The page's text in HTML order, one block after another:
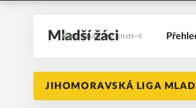
Mladší žáci
JIHOMORAVSKÁ LIGA